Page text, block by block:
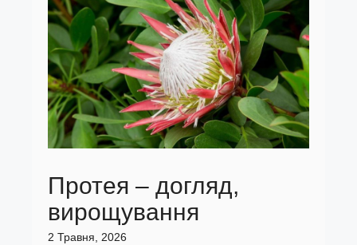
Протея – догляд,
вирощування
2 Травня, 2026